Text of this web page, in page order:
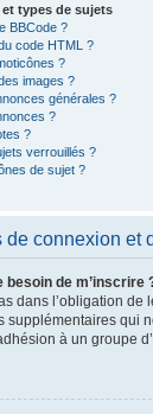
types de sujets
BBCode ?
code HTML ?
?
images ?
générales ?
?
?
verrouillés ?
de sujet ?
de connexion et
besoin de m’inscrire
dans l’obligation
supplémentaires qui
à un groupe